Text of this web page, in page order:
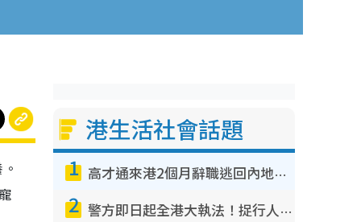
港生活社會話題
1 高才通來港2個月辭職逃回內地！控訴港企3宗罪 歎微管理極窒息
2 警方即日起全港大執法！捉行人亂過馬路+司機不專注駕駛！亂過馬路罰$2000